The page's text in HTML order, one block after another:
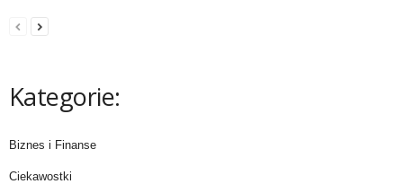
Kategorie:
Biznes i Finanse
Ciekawostki